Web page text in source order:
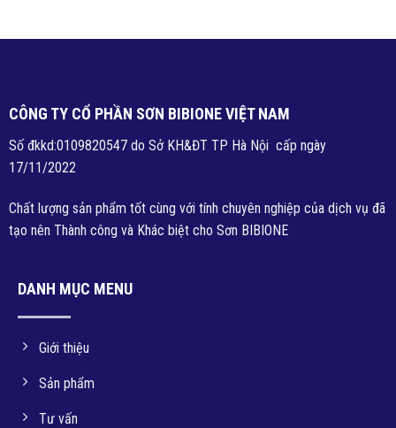
SƠN MỊN NGOẠI THẤT CAO
CẤP BIBI GOLD G8
Giá: Liên hệ
CÔNG TY CỔ PHẦN SƠN BIBIONE VIỆT NAM
Số đkkd:0109820547 do Sở KH&ĐT TP Hà Nội cấp ngày
17/11/2022
Chất lượng sản phẩm tốt cùng với tính chuyên nghiệp của dịch vụ đã
tạo nên Thành công và Khác biệt cho Sơn BIBIONE
DANH MỤC MENU
Giới thiệu
Sản phẩm
Tư vấn